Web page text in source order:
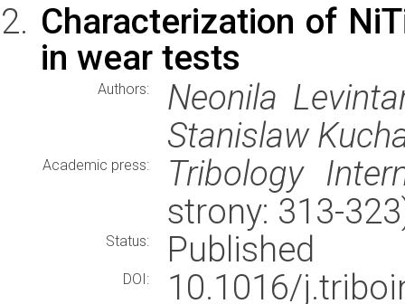
Characterization of
in wear tests
Authors:
Neonila
Stanislaw
Academic press:
Tribology
strony: 313-
Status: Published
DOI: 10.1016/